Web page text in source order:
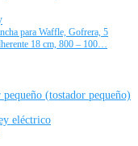
para Waffle, Gofrera, 5
18 cm, 800 – 100…
(tostador pequeño)
eléctrico